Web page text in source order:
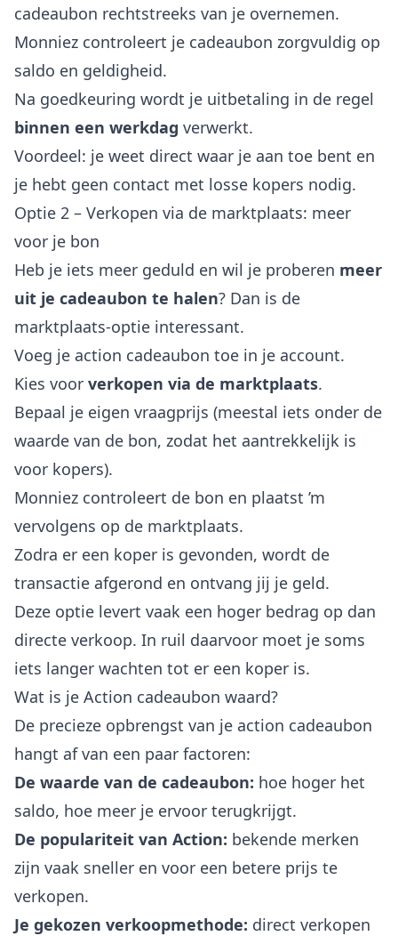
cadeaubon rechtstreeks van je overnemen.
Monniez controleert je cadeaubon zorgvuldig op
saldo en geldigheid.
Na goedkeuring wordt je uitbetaling in de regel
binnen een werkdag verwerkt.
Voordeel: je weet direct waar je aan toe bent en
je hebt geen contact met losse kopers nodig.
Optie 2 – Verkopen via de marktplaats: meer
voor je bon
Heb je iets meer geduld en wil je proberen meer
uit je cadeaubon te halen? Dan is de
marktplaats-optie interessant.
Voeg je action cadeaubon toe in je account.
Kies voor verkopen via de marktplaats.
Bepaal je eigen vraagprijs (meestal iets onder de
waarde van de bon, zodat het aantrekkelijk is
voor kopers).
Monniez controleert de bon en plaatst ’m
vervolgens op de marktplaats.
Zodra er een koper is gevonden, wordt de
transactie afgerond en ontvang jij je geld.
Deze optie levert vaak een hoger bedrag op dan
directe verkoop. In ruil daarvoor moet je soms
iets langer wachten tot er een koper is.
Wat is je Action cadeaubon waard?
De precieze opbrengst van je action cadeaubon
hangt af van een paar factoren:
De waarde van de cadeaubon: hoe hoger het
saldo, hoe meer je ervoor terugkrijgt.
De populariteit van Action: bekende merken
zijn vaak sneller en voor een betere prijs te
verkopen.
Je gekozen verkoopmethode: direct verkopen